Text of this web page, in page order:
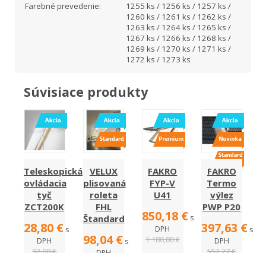
Farebné prevedenie:
1255 ks / 1256 ks / 1257 ks /
1260 ks / 1261 ks / 1262 ks /
1263 ks / 1264 ks / 1265 ks /
1267 ks / 1266 ks / 1268 ks /
1269 ks / 1270 ks / 1271 ks /
1272 ks / 1273 ks
Súvisiace produkty
Teleskopická
ovládacia
tyč
ZCT200K
28,80 € s
DPH
VELUX
plisovaná
roleta
FHL
Štandard
98,04 € s
FAKRO
FYP-V
U41
850,18 € s
DPH
1 180,80 €
FAKRO
Termo
výlez
PWP P20
397,63 € s
DPH